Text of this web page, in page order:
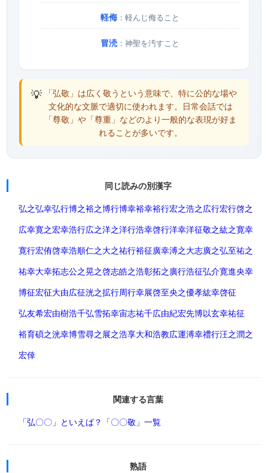
軽侮 ：軽んじ侮ること
冒涜：神聖を汚すこと
💡 「弘敬」は広く敬うという意味で、特に公的な場や
文化的な文脈で適切に使われます。日常会話では
「尊敬」や「尊重」などのより一般的な表現が好ま
れることが多いです。
同じ読みの別漢字
弘之弘幸弘行博之裕之博行博幸裕幸裕行宏之浩之広行宏行啓之
広幸寛之宏幸浩行広之洋之洋行浩幸啓行洋幸洋征敬之紘之寛幸
寛行宏侑啓幸浩順仁之大之祐行裕征廣幸溥之大志廣之弘至祐之
祐幸大幸拓志公之晃之啓志皓之浩彰拓之廣行浩征弘介寛進央幸
博征宏征大由広征洸之拡行周行幸展啓至央之優孝紘幸啓征
弘友希宏由樹浩千弘雪拓幸宙志祐千広由紀宏先博以玄幸祐征
裕育碩之洸幸博雪尋之展之浩享大和浩教広運溥幸禮行汪之潤之
宏倖
関連する言葉
「弘〇〇」といえば？ 「〇〇敬」一覧
熟語